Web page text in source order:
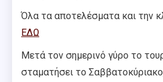
Όλα τα αποτελέσματα και την
ΕΔΩ
Μετά τον σημερινό γύρο το
σταματήσει το